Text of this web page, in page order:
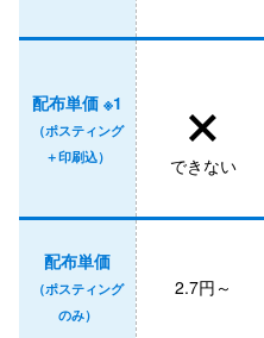
配布単価 ※1
（ポスティング
＋印刷込）
×
できない
配布単価
（ポスティング
のみ）
2.7円～